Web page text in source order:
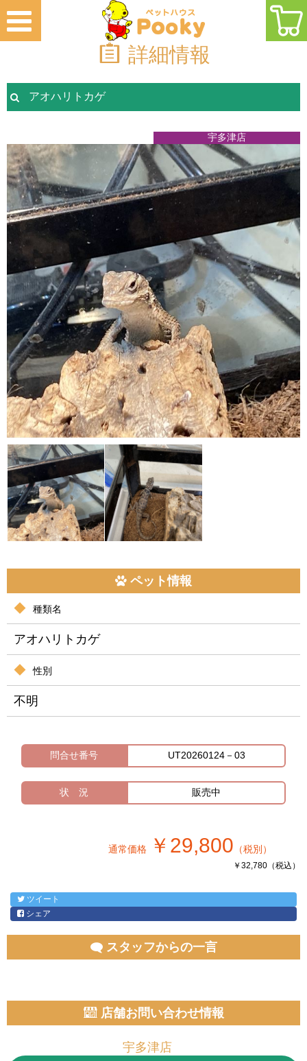
詳細情報
アオハリトカゲ
宇多津店
ペット情報
種類名
アオハリトカゲ
性別
不明
問合せ番号 UT20260124－03
状 況 販売中
通常価格 ￥29,800 （税別）
￥32,780（税込）
ツイート
シェア
スタッフからの一言
店舗お問い合わせ情報
宇多津店